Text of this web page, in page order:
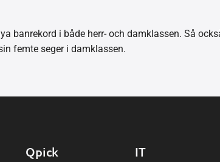
banrekord i både herr- och damklassen. Så
femte seger i damklassen.
Qpick IT